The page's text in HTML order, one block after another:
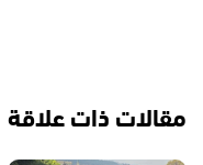
مقالات ذات علاقة